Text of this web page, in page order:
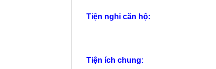
Tiện nghi căn hộ:
Tiện ích chung: